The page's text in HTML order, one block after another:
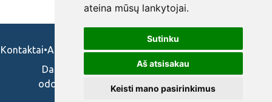
ateina mūsų lankytojai.
Sutinku
Aš atsisakau
Keisti mano pasirinkimus
Kontaktai•Apie mus•Naudojimosi taisykės•Privatumo politika
Darbo skelbimai ir pasiūlymai: gydytojams,
odontologams, slaugytojams, veterinarams,